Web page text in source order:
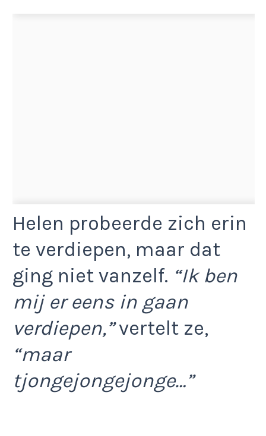
Helen probeerde zich erin
te verdiepen, maar dat
ging niet vanzelf. “Ik ben
mij er eens in gaan
verdiepen,”vertelt ze,
“maar
tjongejongejonge…”